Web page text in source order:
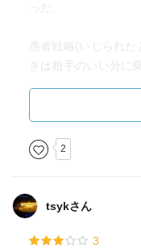
った。
愚者戦略(いじられ
きは相手のいい分に
いままで色んな方た
た。所謂ノリの確
と。
そういう類いのもの
本を手に取りました。
元来ぼんやりしてる
乗っかっていいのか
2
tsykさん
3